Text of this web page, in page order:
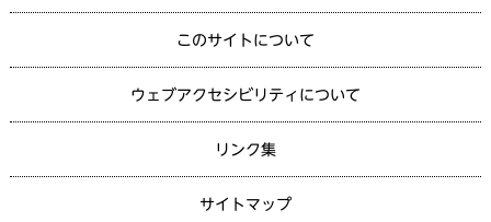
このサイトについて
ウェブアクセシビリティについて
リンク集
サイトマップ